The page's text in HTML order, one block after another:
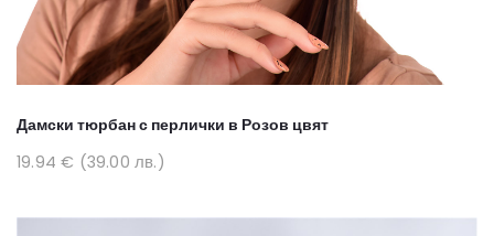
Дамски тюрбан с перлички в Розов цвят
19.94 € (39.00 лв.)